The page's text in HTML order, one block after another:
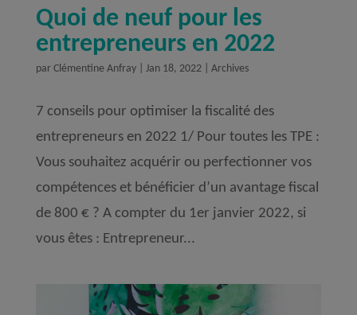
Quoi de neuf pour les
entrepreneurs en 2022
parClémentine Anfray| Jan 18, 2022| Archives
7 conseils pour optimiser la fiscalité des
entrepreneurs en 2022 1/ Pour toutes les TPE :
Vous souhaitez acquérir ou perfectionner vos
compétences et bénéficier d’un avantage fiscal
de 800 € ? A compter du 1er janvier 2022, si
vous êtes : Entrepreneur...